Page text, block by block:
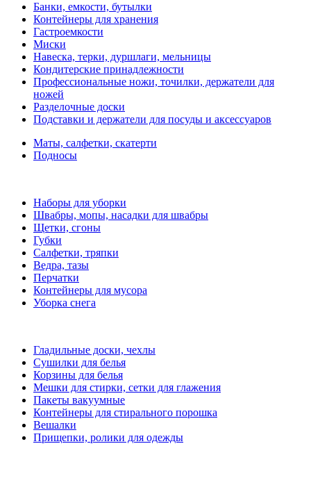
Банки, емкости, бутылки
Контейнеры для хранения
Гастроемкости
Миски
Навеска, терки, дуршлаги, мельницы
Кондитерские принадлежности
Профессиональные ножи, точилки, держатели для
ножей
Разделочные доски
Подставки и держатели для посуды и аксессуаров
Маты, салфетки, скатерти
Подносы
Наборы для уборки
Швабры, мопы, насадки для швабры
Щетки, сгоны
Губки
Салфетки, тряпки
Ведра, тазы
Перчатки
Контейнеры для мусора
Уборка снега
Гладильные доски, чехлы
Сушилки для белья
Корзины для белья
Мешки для стирки, сетки для глажения
Пакеты вакуумные
Контейнеры для стирального порошка
Вешалки
Прищепки, ролики для одежды